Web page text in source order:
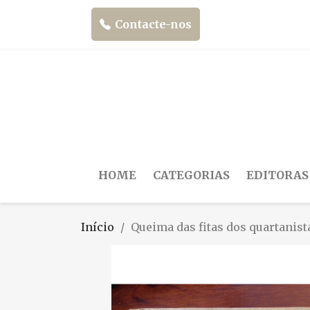
Contacte-nos
HOME CATEGORIAS EDITORAS
Início Queima das fitas dos